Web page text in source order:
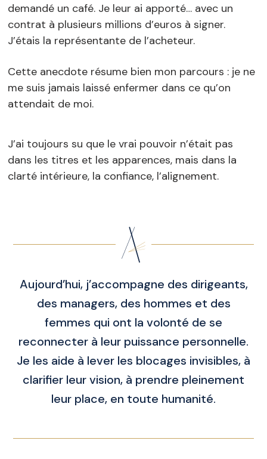
demandé un café. Je leur ai apporté… avec un
contrat à plusieurs millions d’euros à signer.
J’étais la représentante de l’acheteur.
Cette anecdote résume bien mon parcours : je ne
me suis jamais laissé enfermer dans ce qu’on
attendait de moi.
J’ai toujours su que le vrai pouvoir n’était pas
dans les titres et les apparences, mais dans la
clarté intérieure, la confiance, l’alignement.
Aujourd’hui, j’accompagne des dirigeants,
des managers, des hommes et des
femmes qui ont la volonté de se
reconnecter à leur puissance personnelle.
Je les aide à lever les blocages invisibles, à
clarifier leur vision, à prendre pleinement
leur place, en toute humanité.